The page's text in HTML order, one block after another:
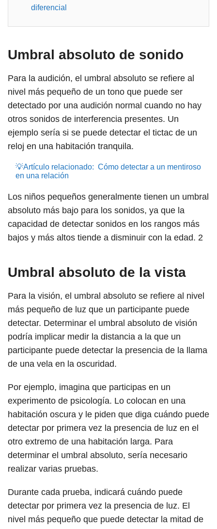
diferencial
Umbral absoluto de sonido
Para la audición, el umbral absoluto se refiere al
nivel más pequeño de un tono que puede ser
detectado por una audición normal cuando no hay
otros sonidos de interferencia presentes. Un
ejemplo sería si se puede detectar el tictac de un
reloj en una habitación tranquila.
💡Artículo relacionado: Cómo detectar a un mentiroso
en una relación
Los niños pequeños generalmente tienen un umbral
absoluto más bajo para los sonidos, ya que la
capacidad de detectar sonidos en los rangos más
bajos y más altos tiende a disminuir con la edad. 2
Umbral absoluto de la vista
Para la visión, el umbral absoluto se refiere al nivel
más pequeño de luz que un participante puede
detectar. Determinar el umbral absoluto de visión
podría implicar medir la distancia a la que un
participante puede detectar la presencia de la llama
de una vela en la oscuridad.
Por ejemplo, imagina que participas en un
experimento de psicología. Lo colocan en una
habitación oscura y le piden que diga cuándo puede
detectar por primera vez la presencia de luz en el
otro extremo de una habitación larga. Para
determinar el umbral absoluto, sería necesario
realizar varias pruebas.
Durante cada prueba, indicará cuándo puede
detectar por primera vez la presencia de luz. El
nivel más pequeño que puede detectar la mitad de